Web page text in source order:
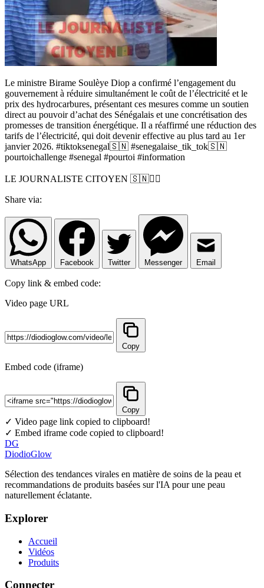
Le ministre Birame Soulèye Diop a confirmé l’engagement du
gouvernement à réduire simultanément le coût de l’électricité et le
prix des hydrocarbures, présentant ces mesures comme un soutien
direct au pouvoir d’achat des Sénégalais et une concrétisation des
promesses de transition énergétique. Il a réaffirmé une réduction des
tarifs de l’électricité, qui doit devenir effective au plus tard au 1er
janvier 2026. #tiktoksenegal🇸🇳 #senegalaise_tik_tok🇸🇳
pourtoichallenge #senegal #pourtoi #information
LE JOURNALISTE CITOYEN 🇸🇳✊🏿
Share via:
WhatsApp Facebook Twitter Messenger Email
Copy link & embed code:
Video page URL
Copy
Embed code (iframe)
Copy
✓ Video page link copied to clipboard!
✓ Embed iframe code copied to clipboard!
DG
DiodioGlow
Sélection des tendances virales en matière de soins de la peau et
recommandations de produits basées sur l'IA pour une peau
naturellement éclatante.
Explorer
Accueil
Vidéos
Produits
Connecter